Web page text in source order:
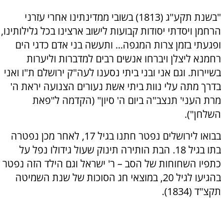
"בשנת תקע"ג (1813) בשובי ממדינתינו אחרי עזרני
הרחמן ויסדתי יסודות קבועות לישוב ארצינו בכל גלילותינו,
ופגעתי בזמן צרות המגפה... ותעשה בני אדם כדגי הים
רחמנא ליצלן ויברחו אנשים רבים למדברות וליערות
בשיירות. וגם אני ובני ביתי נסענו לעה"ק ירושלם ת"ו ואני
בדרך מתה עלי נוות ביתי אשת נעורים הצנועה יראת ה'
מרת העני' תנצב"ה ביום ה' סיון" (הקדמה ל"פאת
השלחן").
בבואו לירושלים נפטר חתנו בגיל 17, לאחר מכן נפטרה
בתו בגיל 18. הבת הותירה תינוק שעול גידולו נפל על
כתפיו השחוחות של הסב – ר' ישראל וגם הילד הזה נפטר
בהגיעו לגיל 20, במוצאי חג הסוכות של שנת השמיטה
תקצ"ד (1834).